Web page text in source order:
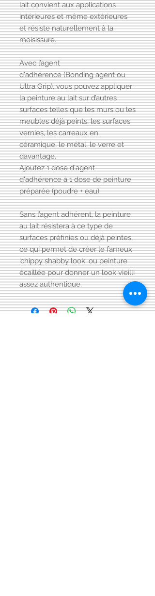
lait convient aux applications
intérieures et même extérieures
et résiste naturellement à la
moisissure.
Avec l’agent
d'adhérence (Bonding agent ou
Ultra Grip), vous pouvez appliquer
la peinture au lait sur d’autres
surfaces telles que les murs ou les
meubles déjà peints, les surfaces
vernies, les carreaux en
céramique, le métal, le verre et
davantage.
Ajoutez 1 dose d'agent
d'adhérence à 1 dose de peinture
préparée (poudre + eau).
Sans l’agent adhérent, la peinture
au lait résistera à ce type de
surfaces préfinies ou déjà peintes,
ce qui permet de créer le fameux
'chippy shabby look' ou peinture
écaillée pour donner un look vieilli
assez authentique.